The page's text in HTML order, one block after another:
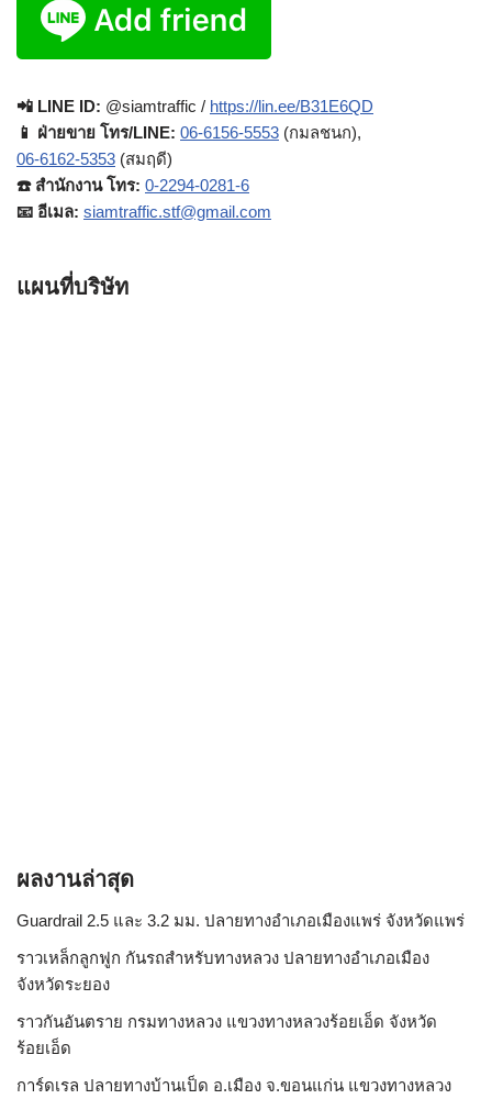
📲 LINE ID: @siamtraffic / https://lin.ee/B31E6QD
📱 ฝ่ายขาย โทร/LINE: 06-6156-5553 (กมลชนก),
06-6162-5353 (สมฤดี)
☎️ สำนักงาน โทร: 0-2294-0281-6
📧 อีเมล: siamtraffic.stf@gmail.com
แผนที่บริษัท
ผลงานล่าสุด
Guardrail 2.5 และ 3.2 มม. ปลายทางอำเภอเมืองแพร่ จังหวัดแพร่
ราวเหล็กลูกฟูก กันรถสําหรับทางหลวง ปลายทางอำเภอเมือง
จังหวัดระยอง
ราวกันอันตราย กรมทางหลวง แขวงทางหลวงร้อยเอ็ด จังหวัด
ร้อยเอ็ด
การ์ดเรล ปลายทางบ้านเป็ด อ.เมือง จ.ขอนแก่น แขวงทางหลวง